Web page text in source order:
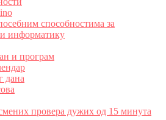
способностима за
и информатику
и програм
дана
провера дужих од 15 минута